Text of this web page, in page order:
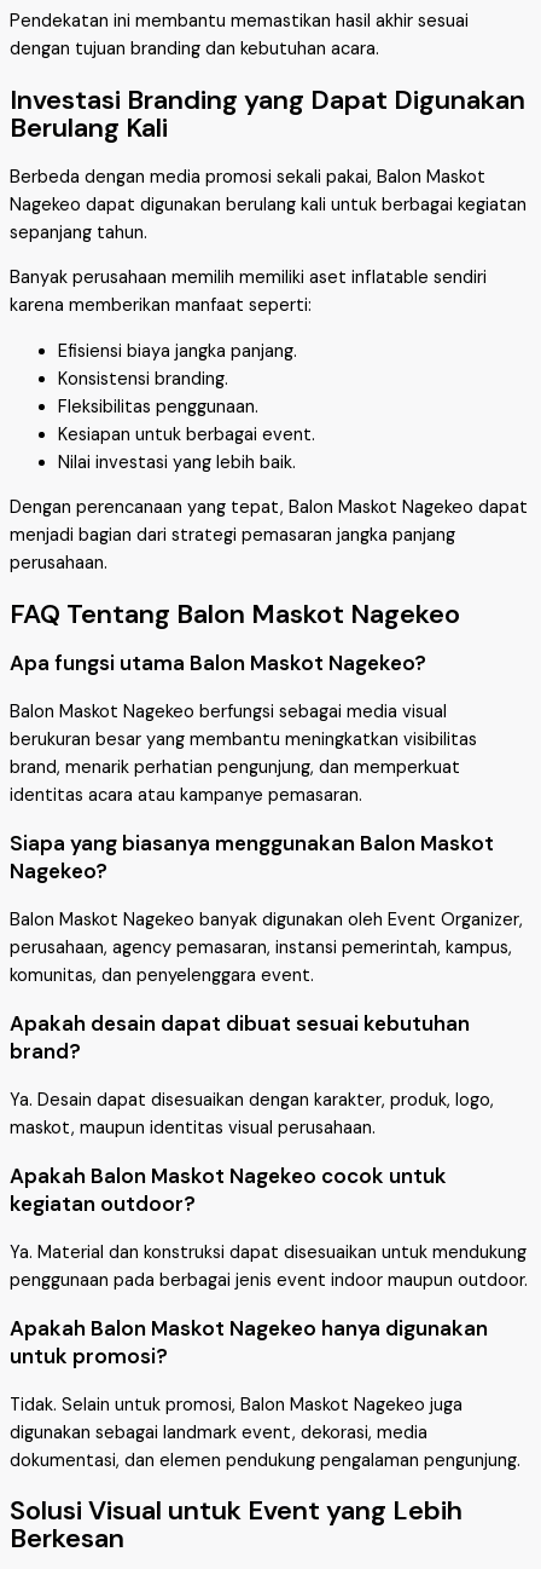
Pendekatan ini membantu memastikan hasil akhir sesuai
dengan tujuan branding dan kebutuhan acara.
Investasi Branding yang Dapat Digunakan
Berulang Kali
Berbeda dengan media promosi sekali pakai, Balon Maskot
Nagekeo dapat digunakan berulang kali untuk berbagai kegiatan
sepanjang tahun.
Banyak perusahaan memilih memiliki aset inflatable sendiri
karena memberikan manfaat seperti:
Efisiensi biaya jangka panjang.
Konsistensi branding.
Fleksibilitas penggunaan.
Kesiapan untuk berbagai event.
Nilai investasi yang lebih baik.
Dengan perencanaan yang tepat, Balon Maskot Nagekeo dapat
menjadi bagian dari strategi pemasaran jangka panjang
perusahaan.
FAQ Tentang Balon Maskot Nagekeo
Apa fungsi utama Balon Maskot Nagekeo?
Balon Maskot Nagekeo berfungsi sebagai media visual
berukuran besar yang membantu meningkatkan visibilitas
brand, menarik perhatian pengunjung, dan memperkuat
identitas acara atau kampanye pemasaran.
Siapa yang biasanya menggunakan Balon Maskot
Nagekeo?
Balon Maskot Nagekeo banyak digunakan oleh Event Organizer,
perusahaan, agency pemasaran, instansi pemerintah, kampus,
komunitas, dan penyelenggara event.
Apakah desain dapat dibuat sesuai kebutuhan
brand?
Ya. Desain dapat disesuaikan dengan karakter, produk, logo,
maskot, maupun identitas visual perusahaan.
Apakah Balon Maskot Nagekeo cocok untuk
kegiatan outdoor?
Ya. Material dan konstruksi dapat disesuaikan untuk mendukung
penggunaan pada berbagai jenis event indoor maupun outdoor.
Apakah Balon Maskot Nagekeo hanya digunakan
untuk promosi?
Tidak. Selain untuk promosi, Balon Maskot Nagekeo juga
digunakan sebagai landmark event, dekorasi, media
dokumentasi, dan elemen pendukung pengalaman pengunjung.
Solusi Visual untuk Event yang Lebih
Berkesan